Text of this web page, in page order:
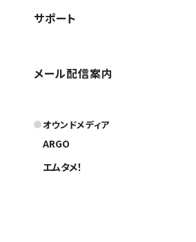
サポート
メール配信案内
オウンドメディア
ARGO
エムタメ！